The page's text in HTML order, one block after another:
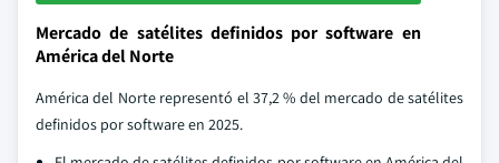
Mercado de satélites definidos por software en
América del Norte
América del Norte representó el 37,2 % del mercado de satélites
definidos por software en 2025.